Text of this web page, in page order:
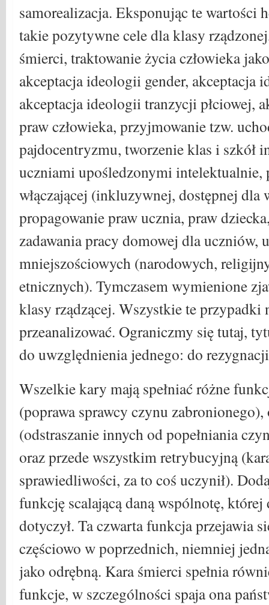
samorealizacja. Eksponując te wartości
takie pozytywne cele dla klasy
śmierci, traktowanie życia człowieka
akceptacja ideologii gender, akceptacja
akceptacja ideologii tranzycji płciowej,
praw człowieka, przyjmowanie tzw.
pajdocentryzmu, tworzenie klas i szkół
uczniami upośledzonymi intelektualnie,
włączającej (inkluzywnej, dostępnej dla
propagowanie praw ucznia, praw
zadawania pracy domowej dla uczniów,
mniejszościowych (narodowych,
etnicznych). Tymczasem wymienione
klasy rządzącej. Wszystkie te przypadki
przeanalizować. Ograniczmy się tutaj,
do uwzględnienia jednego: do
Wszelkie kary mają spełniać różne
(poprawa sprawcy czynu zabronionego),
(odstraszanie innych od popełniania
oraz przede wszystkim retrybucyjną
sprawiedliwości, za to coś uczynił).
funkcję scalającą daną wspólnotę,
dotyczył. Ta czwarta funkcja przejawia
częściowo w poprzednich, niemniej
jako odrębną. Kara śmierci spełnia
funkcje, w szczególności spaja ona